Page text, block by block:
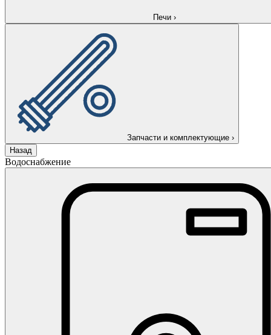
Печи ›
Запчасти и комплектующие ›
Назад
Водоснабжение